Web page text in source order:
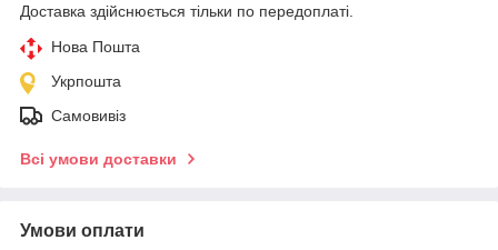
Доставка здійснюється тільки по передоплаті.
Нова Пошта
Укрпошта
Самовивіз
Всі умови доставки
Умови оплати